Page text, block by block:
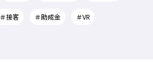
＃接客 ＃助成金 ＃VR